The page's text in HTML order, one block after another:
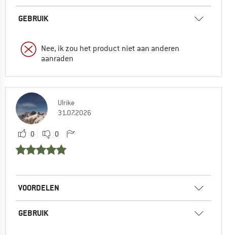
GEBRUIK
Nee, ik zou het product niet aan anderen
aanraden
Ulrike
31.07.2026
0 0
VOORDELEN
GEBRUIK